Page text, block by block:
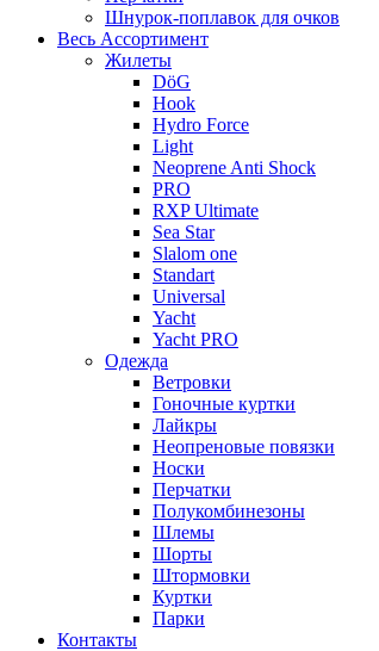
Шнурок-поплавок для очков
Весь Ассортимент
Жилеты
DöG
Hook
Hydro Force
Light
Neoprene Anti Shock
PRO
RXP Ultimate
Sea Star
Slalom one
Standart
Universal
Yacht
Yacht PRO
Одежда
Ветровки
Гоночные куртки
Лайкры
Неопреновые повязки
Носки
Перчатки
Полукомбинезоны
Шлемы
Шорты
Штормовки
Куртки
Парки
Контакты